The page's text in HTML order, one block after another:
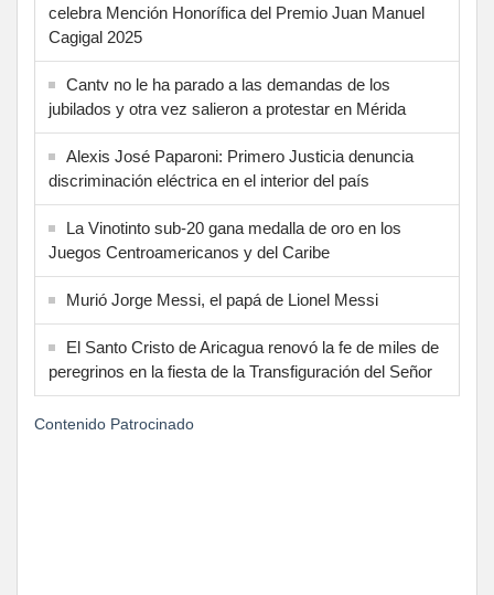
celebra Mención Honorífica del Premio Juan Manuel
Cagigal 2025
Cantv no le ha parado a las demandas de los
jubilados y otra vez salieron a protestar en Mérida
Alexis José Paparoni: Primero Justicia denuncia
discriminación eléctrica en el interior del país
La Vinotinto sub-20 gana medalla de oro en los
Juegos Centroamericanos y del Caribe
Murió Jorge Messi, el papá de Lionel Messi
El Santo Cristo de Aricagua renovó la fe de miles de
peregrinos en la fiesta de la Transfiguración del Señor
Contenido Patrocinado